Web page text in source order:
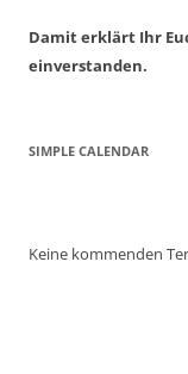
Damit erklärt Ihr
einverstanden.
SIMPLE CALENDAR
Keine kommenden